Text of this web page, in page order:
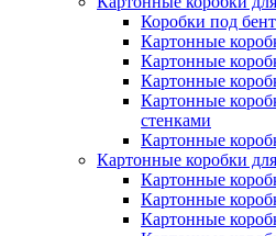
Коробки под
Картонные
Картонные
Картонные
Картонные
стенками
Картонные
Картонные коробки
Картонные
Картонные
Картонные